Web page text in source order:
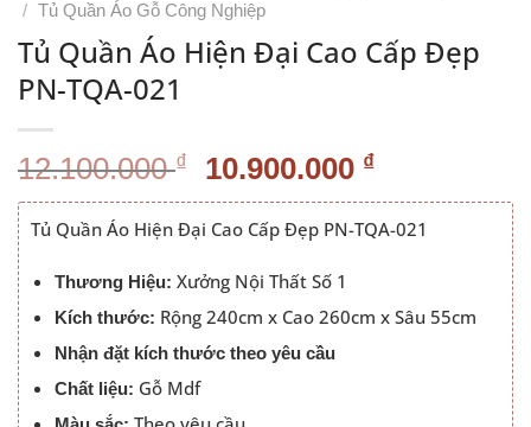
/ Tủ Quần Áo Gỗ Công Nghiệp
Tủ Quần Áo Hiện Đại Cao Cấp Đẹp
PN-TQA-021
12.100.000₫ Giá
gốc
là:
10.900.000 ₫Giá
hiện
tại
Tủ Quần Áo Hiện Đại Cao Cấp Đẹp PN-TQA-021
Thương Hiệu: Xưởng Nội Thất Số 1
Kích thước: Rộng 240cm x Cao 260cm x Sâu 55cm
Nhận đặt kích thước theo yêu cầu
Chất liệu: Gỗ Mdf